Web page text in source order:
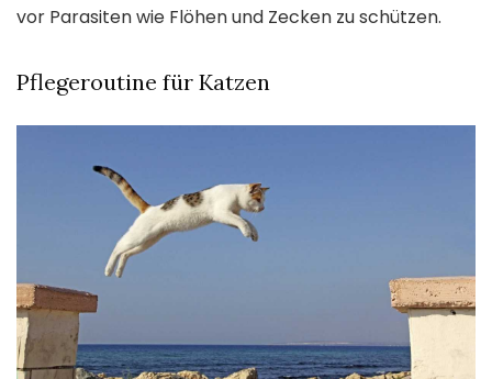
vor Parasiten wie Flöhen und Zecken zu schützen.
Pflegeroutine für Katzen